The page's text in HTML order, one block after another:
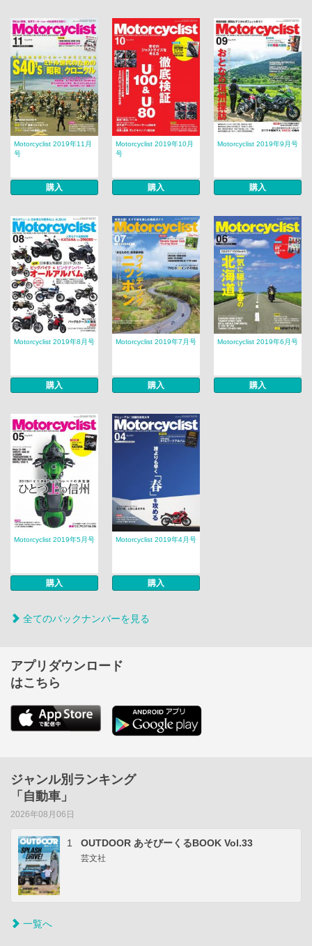
Motorcyclist 2019年11月
号
購入
Motorcyclist 2019年10月
号
購入
Motorcyclist 2019年9月号
購入
Motorcyclist 2019年8月号
購入
Motorcyclist 2019年7月号
購入
Motorcyclist 2019年6月号
購入
Motorcyclist 2019年5月号
購入
Motorcyclist 2019年4月号
購入
全てのバックナンバーを見る
アプリダウンロード
はこちら
ジャンル別ランキング
「自動車」
2026年08月06日
1 OUTDOOR あそびーくるBOOK Vol.33
芸文社
一覧へ